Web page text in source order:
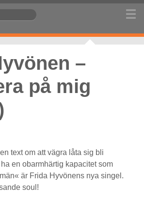
–
på mig
text om att vägra låta sig bli
en obarmhärtig kapacitet som
är Frida Hyvönens nya singel.
soul!